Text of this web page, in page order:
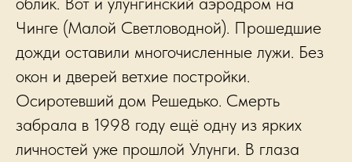
Чинге (Малой Светловодной). Прошедшие
дожди оставили многочисленные лужи. Без
окон и дверей ветхие постройки.
Осиротевший дом Решедько. Смерть
забрала в 1998 году ещё одну из ярких
личностей уже прошлой Улунги. В глаза